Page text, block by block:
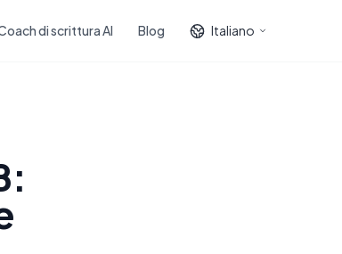
di scrittura AI Blog Italiano